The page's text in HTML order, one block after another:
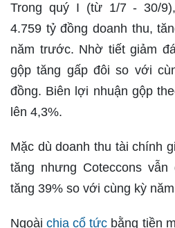
Trong quý I (từ 1/7 - 30/
4.759 tỷ đồng doanh thu,
năm trước. Nhờ tiết giảm
gộp tăng gấp đôi so với
đồng. Biên lợi nhuận gộp
lên 4,3%.
Mặc dù doanh thu tài chính
tăng nhưng Coteccons
tăng 39% so với cùng kỳ
Ngoàichia cổ tức bằng tiền